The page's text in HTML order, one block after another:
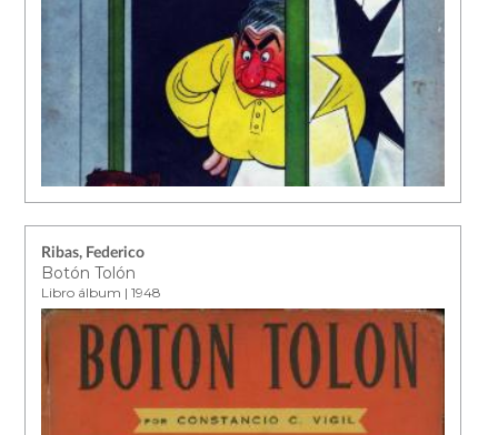
Ribas, Federico
Botón Tolón
Libro álbum | 1948